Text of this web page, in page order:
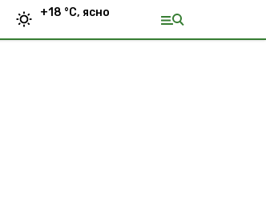
+18 °С, ясно